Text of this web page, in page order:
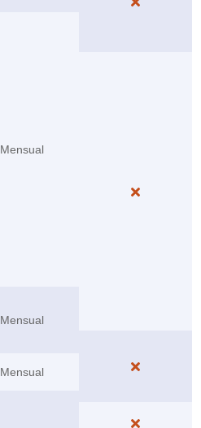
Mensual
Mensual
Mensual


